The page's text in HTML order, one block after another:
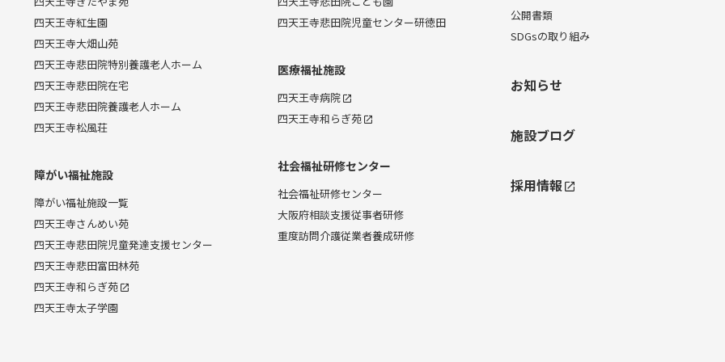
四天王寺紅生園
四天王寺大畑山苑
四天王寺悲田院特別養護老人ホーム
四天王寺悲田院在宅
四天王寺悲田院養護老人ホーム
四天王寺松風荘
障がい福祉施設
障がい福祉施設一覧
四天王寺さんめい苑
四天王寺悲田院児童発達支援センター
四天王寺悲田富田林苑
四天王寺和らぎ苑
四天王寺太子学園
四天王寺悲田院児童センター研徳田
医療福祉施設
四天王寺病院
四天王寺和らぎ苑
社会福祉研修センター
社会福祉研修センター
大阪府相談支援従事者研修
重度訪問介護従業者養成研修
公開書類
SDGsの取り組み
お知らせ
施設ブログ
採用情報